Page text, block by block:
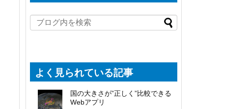
よく見られている記事
国の大きさが”正しく”比較できる
Webアプリ